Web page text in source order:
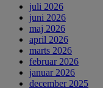
juli 2026
juni 2026
maj 2026
april 2026
marts 2026
februar 2026
januar 2026
december 2025